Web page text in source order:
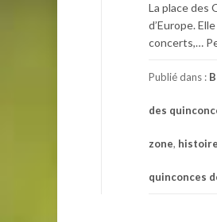
La place des
d’Europe.
concerts,…
Publié dans :
des
zone,
quinconces